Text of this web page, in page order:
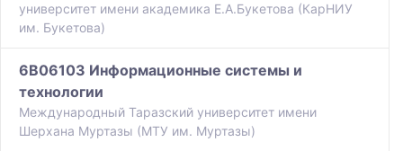
университет имени академика Е.А.Букетова (КарНИУ
им. Букетова)
6B06103 Информационные системы и
технологии
Международный Таразский университет имени
Шерхана Муртазы (МТУ им. Муртазы)